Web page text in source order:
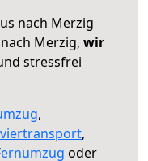
nach Merzig
Merzig, wir
stressfrei
,
,
oder